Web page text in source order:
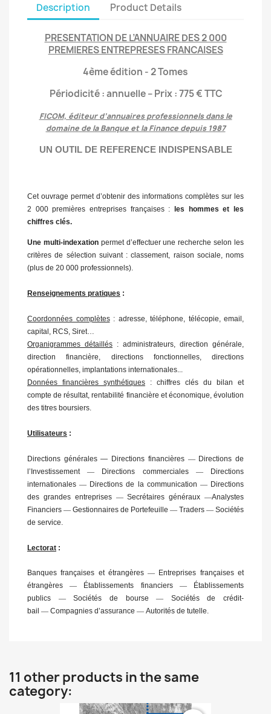
Description Product Details
PRESENTATION DE L’ANNUAIREDES 2 000
PREMIERES ENTREPRESES FRANCAISES
4ème édition - 2 Tomes
Périodicité : annuelle – Prix : 775 € TTC
FICOM, éditeur d’annuaires professionnels dans le
domaine de la Banque et la Finance depuis 1987
UN OUTIL DE REFERENCE INDISPENSABLE
Cet ouvrage permet d’obtenir des informations complètes sur les
2 000 premières entreprises françaises :
les hommes et les
chiffres clés.
Une multi-indexationpermet d’effectuer une recherche selon les
critères de sélection suivant : classement, raison sociale, noms
(plus de 20 000 professionnels).
Renseignements pratiques :
Coordonnées complètes: adresse, téléphone, télécopie, email,
capital, RCS, Siret…
Organigrammes détaillés : administrateurs, direction générale,
direction financière, directions fonctionnelles, directions
opérationnelles, implantations internationales...
Données financières synthétiques : chiffres clés du bilan et
compte de résultat, rentabilité financière et économique, évolution
des titres boursiers.
Utilisateurs :
Directions générales— Directions financières — Directions de
l’Investissement— Directions commerciales —
Directions
internationales— Directions de la communication — Directions
des grandes entreprises — Secrétaires généraux—Analystes
Financiers — Gestionnaires de Portefeuille — Traders — Sociétés
de service.
Lectorat :
Banques françaises et étrangères— Entreprises françaises et
étrangères— Établissements financiers —Établissements
publics —Sociétés de bourse— Sociétés de crédit-
bail — Compagnies d’assurance — Autorités de tutelle.
11 other products in the same
category: